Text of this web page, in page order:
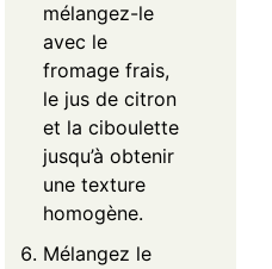
mélangez-le
avec le
fromage frais,
le jus de citron
et la ciboulette
jusqu’à obtenir
une texture
homogène.
Mélangez le